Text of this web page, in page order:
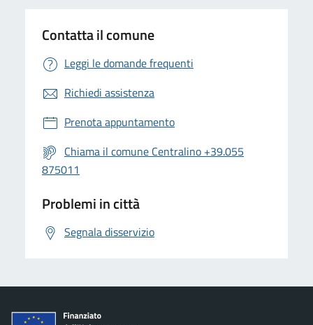
Contatta il comune
Leggi le domande frequenti
Richiedi assistenza
Prenota appuntamento
Chiama il comune Centralino +39.055
875011
Problemi in città
Segnala disservizio